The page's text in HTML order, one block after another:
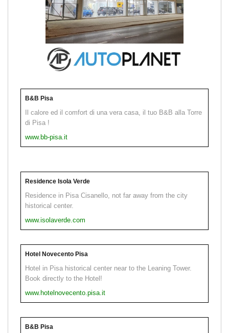
B&B Pisa
Il calore ed il comfort di una vera casa, il tuo B&B alla Torre
di Pisa !
www.bb-pisa.it
Residence Isola Verde
Residence in Pisa Cisanello, not far away from the city
historical center.
www.isolaverde.com
Hotel Novecento Pisa
Hotel in Pisa historical center near to the Leaning Tower.
Book directly to the Hotel!
www.hotelnovecento.pisa.it
B&B Pisa